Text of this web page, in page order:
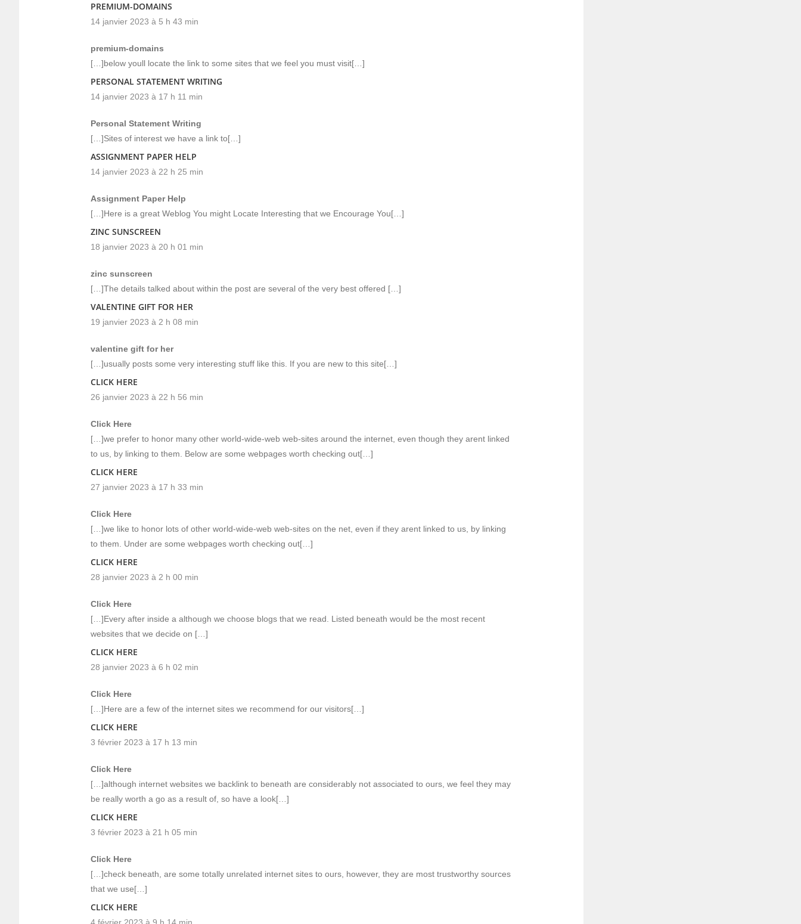
PREMIUM-DOMAINS
14 janvier 2023 à 5 h 43 min
premium-domains
[…]below youll locate the link to some sites that we feel you must visit[…]
PERSONAL STATEMENT WRITING
14 janvier 2023 à 17 h 11 min
Personal Statement Writing
[…]Sites of interest we have a link to[…]
ASSIGNMENT PAPER HELP
14 janvier 2023 à 22 h 25 min
Assignment Paper Help
[…]Here is a great Weblog You might Locate Interesting that we Encourage You[…]
ZINC SUNSCREEN
18 janvier 2023 à 20 h 01 min
zinc sunscreen
[…]The details talked about within the post are several of the very best offered […]
VALENTINE GIFT FOR HER
19 janvier 2023 à 2 h 08 min
valentine gift for her
[…]usually posts some very interesting stuff like this. If you are new to this site[…]
CLICK HERE
26 janvier 2023 à 22 h 56 min
Click Here
[…]we prefer to honor many other world-wide-web web-sites around the internet, even though they arent linked
to us, by linking to them. Below are some webpages worth checking out[…]
CLICK HERE
27 janvier 2023 à 17 h 33 min
Click Here
[…]we like to honor lots of other world-wide-web web-sites on the net, even if they arent linked to us, by linking
to them. Under are some webpages worth checking out[…]
CLICK HERE
28 janvier 2023 à 2 h 00 min
Click Here
[…]Every after inside a although we choose blogs that we read. Listed beneath would be the most recent
websites that we decide on […]
CLICK HERE
28 janvier 2023 à 6 h 02 min
Click Here
[…]Here are a few of the internet sites we recommend for our visitors[…]
CLICK HERE
3 février 2023 à 17 h 13 min
Click Here
[…]although internet websites we backlink to beneath are considerably not associated to ours, we feel they may
be really worth a go as a result of, so have a look[…]
CLICK HERE
3 février 2023 à 21 h 05 min
Click Here
[…]check beneath, are some totally unrelated internet sites to ours, however, they are most trustworthy sources
that we use[…]
CLICK HERE